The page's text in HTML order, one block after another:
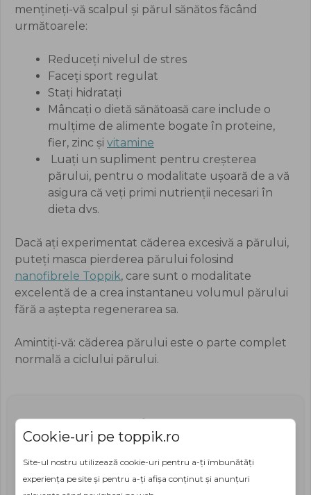
mențineți-vă scalpul și părul sănătos făcând
următoarele:
Reduceți nivelul de stres
Faceți sport regulat
Stați hidratați
Mâncați o dietă sănătoasă care include o
mulțime de alimente bogate în proteine,
fier, zinc și vitamine
Luați un supliment pentru creșterea
părului, pentru o modalitate ușoară de a vă
asigura că veți primi nutrienții necesari în
dieta dvs.
Dacă ați experimentat căderea excesivă a părului,
puteți masca pierderea părului folosind
nanofibrele Toppik, care sunt o modalitate
excelentă de a crea instantaneu volumul părului
fără a aștepta regenerarea sa.
Amintiți-vă: căderea părului este o parte complet
normală a ciclului părului.
S-ar putea să îți placă:
Cookie-uri pe toppik.ro
Site-ul nostru utilizează cookie-uri pentru a-ți îmbunătăți
experiența pe site și pentru a-ți afișa conținut și anunțuri